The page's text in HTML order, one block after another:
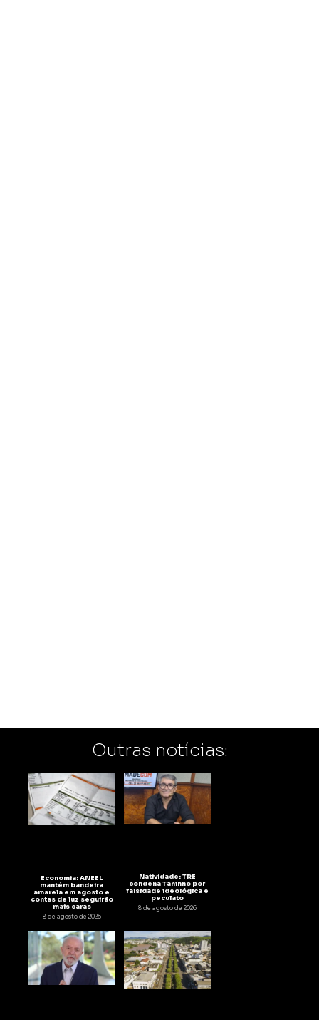
Outras notícias:
Economia: ANEEL
mantém bandeira
amarela em agosto e
contas de luz seguirão
mais caras
8 de agosto de 2026
Natividade: TRE
condena Taninho por
falsidade ideológica e
peculato
8 de agosto de 2026